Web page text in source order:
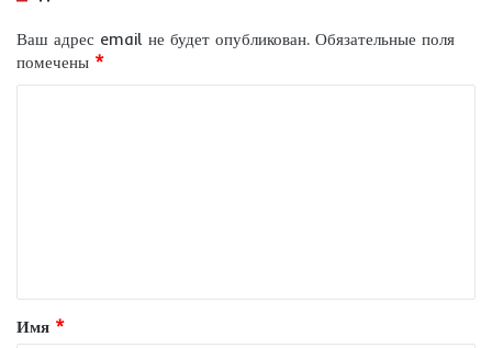
Ваш адрес email не будет опубликован. Обязательные поля
помечены *
т
а
Имя *